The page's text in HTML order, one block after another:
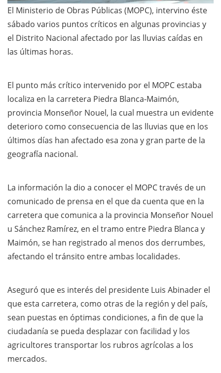
El Ministerio de Obras Públicas (MOPC), intervino éste
sábado varios puntos críticos en algunas provincias y
el Distrito Nacional afectado por las lluvias caídas en
las últimas horas.
El punto más crítico intervenido por el MOPC estaba
localiza en la carretera Piedra Blanca-Maimón,
provincia Monseñor Nouel, la cual muestra un evidente
deterioro como consecuencia de las lluvias que en los
últimos días han afectado esa zona y gran parte de la
geografía nacional.
La información la dio a conocer el MOPC través de un
comunicado de prensa en el que da cuenta que en la
carretera que comunica a la provincia Monseñor Nouel
u Sánchez Ramírez, en el tramo entre Piedra Blanca y
Maimón, se han registrado al menos dos derrumbes,
afectando el tránsito entre ambas localidades.
Aseguró que es interés del presidente Luis Abinader el
que esta carretera, como otras de la región y del país,
sean puestas en óptimas condiciones, a fin de que la
ciudadanía se pueda desplazar con facilidad y los
agricultores transportar los rubros agrícolas a los
mercados.